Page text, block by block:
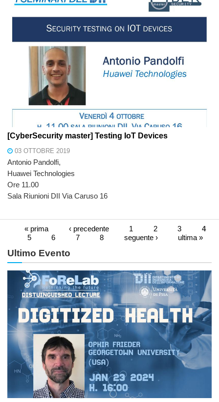
[CyberSecurity master] Testing IoT Devices
03 OTTOBRE 2019
Antonio Pandolfi,
Huawei Technologies
Ore 11.00
Sala Riunioni DII Via Caruso 16
Pagine
« prima ‹ precedente 1 2 3
4
5
6 7 8 seguente › ultima »
Ultimo Evento